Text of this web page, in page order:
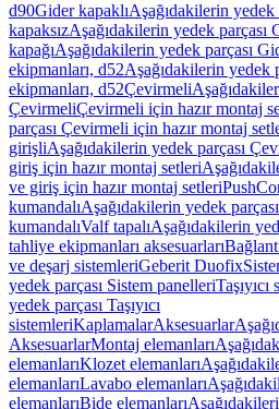
d90Gider kapaklıAşağıdakilerin yedek
kapaksızAşağıdakilerin yedek parçası
kapağıAşağıdakilerin yedek parçası
ekipmanları, d52Aşağıdakilerin yedek
ekipmanları, d52Çevirmeli
ÇevirmeliÇevirmeli için hazır montaj
parçası Çevirmeli için hazır montaj
girişliAşağıdakilerin yedek parçası
giriş için hazır montaj setleri
ve giriş için hazır montaj setleri
kumandalıAşağıdakilerin yedek
kumandalıValf tapalıAşağıdakilerin
tahliye ekipmanları aksesuarları
ve deşarj sistemleriGeberit Duofix
yedek parçası Sistem panelleri
yedek parçası Taşıyıcı
sistemleriKaplamalarAksesuarlar
AksesuarlarMontaj elemanları
elemanlarıKlozet elemanları
elemanlarıLavabo elemanları
elemanlarıBide elemanları